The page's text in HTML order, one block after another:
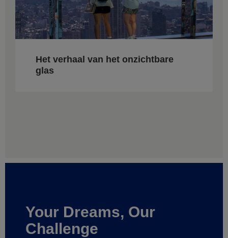
Het verhaal van het onzichtbare
glas
Your Dreams, Our
Challenge